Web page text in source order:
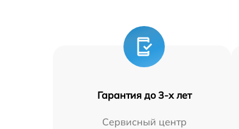
Гарантия до 3-х лет
Сервисный центр